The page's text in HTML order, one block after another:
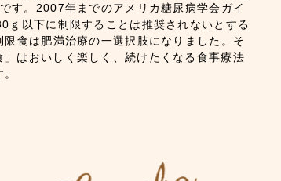
す。2007年までのアメリカ糖尿病学会ガイ
ｇ以下に制限することは推奨されないとする
食は肥満治療の一選択肢になりました。そ
はおいしく楽しく、続けたくなる食事療法